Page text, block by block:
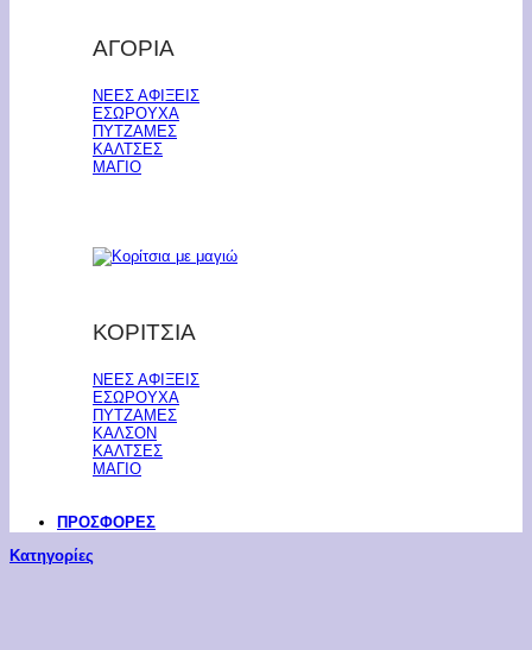
ΑΓΟΡΙΑ
ΝΕΕΣ ΑΦΙΞΕΙΣ
ΕΣΩΡΟΥΧΑ
ΠΥΤΖΑΜΕΣ
ΚΑΛΤΣΕΣ
ΜΑΓΙΟ
ΚΟΡΙΤΣΙΑ
ΝΕΕΣ ΑΦΙΞΕΙΣ
ΕΣΩΡΟΥΧΑ
ΠΥΤΖΑΜΕΣ
ΚΑΛΣΟΝ
ΚΑΛΤΣΕΣ
ΜΑΓΙΟ
ΠΡΟΣΦΟΡΕΣ
Κατηγορίες